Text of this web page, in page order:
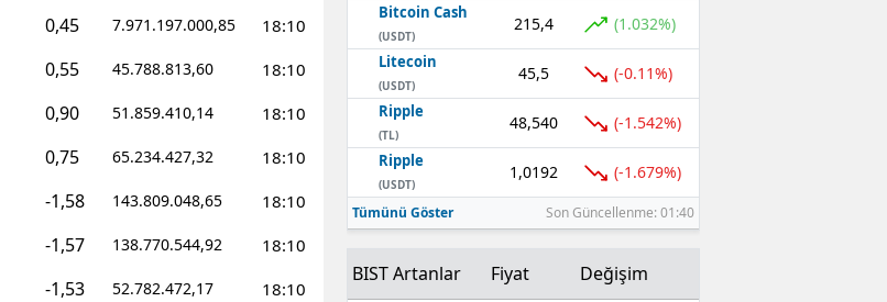
0,45 7.971.197.000,85 18:10
0,55 45.788.813,60 18:10
0,90 51.859.410,14 18:10
0,75 65.234.427,32 18:10
-1,58 143.809.048,65 18:10
-1,57 138.770.544,92 18:10
-1,53 52.782.472,17 18:10
Bitcoin Cash
(USDT)
215,4 (1.032%)
Litecoin
(USDT)
45,5 (-0.11%)
Ripple
(TL)
48,540 (-1.542%)
Ripple
(USDT)
1,0192 (-1.679%)
Tümünü Göster Son Güncellenme: 01:40
BIST Artanlar Fiyat Değişim